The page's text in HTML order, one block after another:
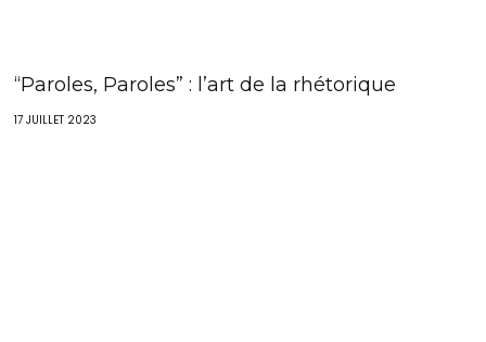
“Paroles, Paroles” : l’art de la rhétorique
17 JUILLET 2023